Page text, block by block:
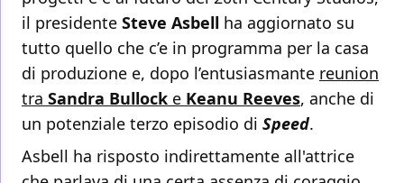
il presidente Steve Asbell ha aggiornato su
tutto quello che c’e in programma per la casa
di produzione e, dopo l’entusiasmante reunion
tra Sandra Bullock e Keanu Reeves, anche di
un potenziale terzo episodio di Speed.
Asbell ha risposto indirettamente all'attrice